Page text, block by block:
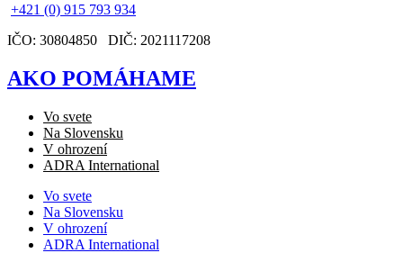
+421 (0) 915 793 934
IČO: 30804850 DIČ: 2021117208
AKO POMÁHAME
Vo svete
Na Slovensku
V ohrození
ADRA International
Vo svete
Na Slovensku
V ohrození
ADRA International